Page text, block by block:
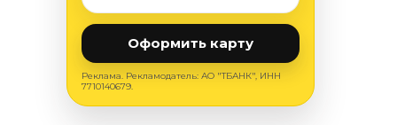
Оформить карту
Реклама. Рекламодатель: АО "ТБАНК", ИНН
7710140679.